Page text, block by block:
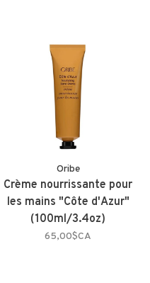
Oribe
Crème nourrissante pour
les mains "Côte d'Azur"
(100ml/3.4oz)
65,00$CA